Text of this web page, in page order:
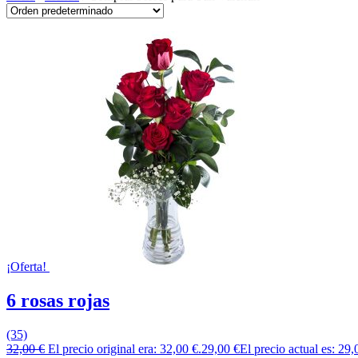
¡Oferta!
6 rosas rojas
(35)
32,00€ El precio original era: 32,00 €.29,00 €El precio actual es: